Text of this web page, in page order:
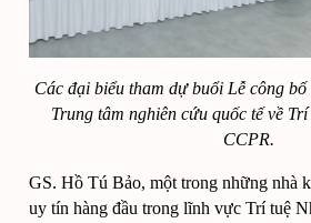
Các đại biểu tham dự buổi Lễ công
Trung tâm nghiên cứu quốc tế về
CCPR.
GS. Hồ Tú Bảo, một trong những nhà
uy tín hàng đầu trong lĩnh vực Trí tuệ